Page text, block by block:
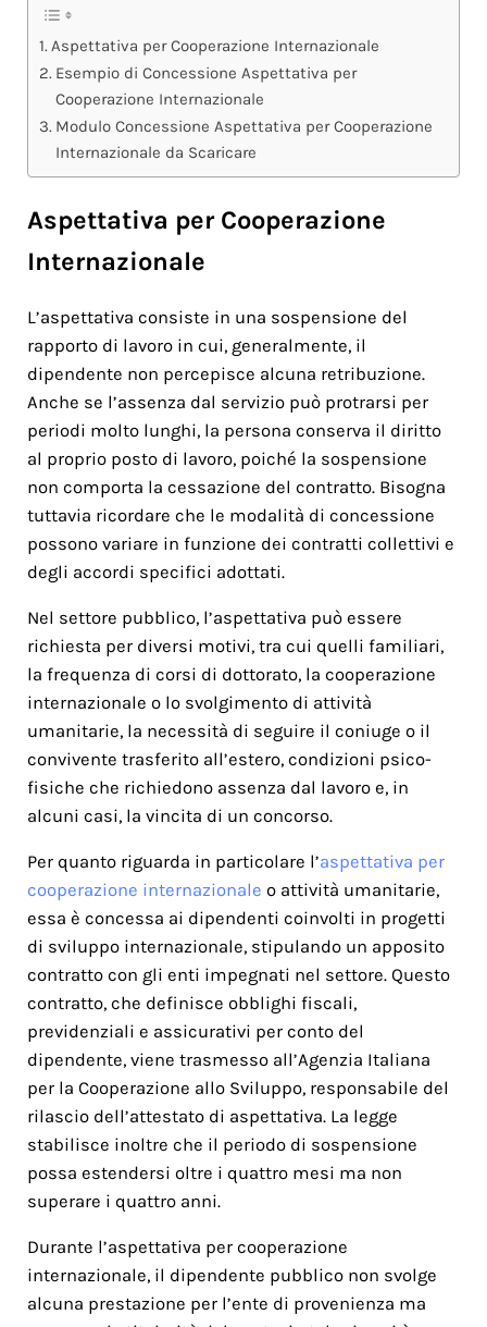
Aspettativa per Cooperazione Internazionale
Esempio di Concessione Aspettativa per
Cooperazione Internazionale
Modulo Concessione Aspettativa per Cooperazione
Internazionale da Scaricare
Aspettativa per Cooperazione
Internazionale
L’aspettativa consiste in una sospensione del
rapporto di lavoro in cui, generalmente, il
dipendente non percepisce alcuna retribuzione.
Anche se l’assenza dal servizio può protrarsi per
periodi molto lunghi, la persona conserva il diritto
al proprio posto di lavoro, poiché la sospensione
non comporta la cessazione del contratto. Bisogna
tuttavia ricordare che le modalità di concessione
possono variare in funzione dei contratti collettivi e
degli accordi specifici adottati.
Nel settore pubblico, l’aspettativa può essere
richiesta per diversi motivi, tra cui quelli familiari,
la frequenza di corsi di dottorato, la cooperazione
internazionale o lo svolgimento di attività
umanitarie, la necessità di seguire il coniuge o il
convivente trasferito all’estero, condizioni psico-
fisiche che richiedono assenza dal lavoro e, in
alcuni casi, la vincita di un concorso.
Per quanto riguarda in particolare l’aspettativa per
cooperazione internazionale o attività umanitarie,
essa è concessa ai dipendenti coinvolti in progetti
di sviluppo internazionale, stipulando un apposito
contratto con gli enti impegnati nel settore. Questo
contratto, che definisce obblighi fiscali,
previdenziali e assicurativi per conto del
dipendente, viene trasmesso all’Agenzia Italiana
per la Cooperazione allo Sviluppo, responsabile del
rilascio dell’attestato di aspettativa. La legge
stabilisce inoltre che il periodo di sospensione
possa estendersi oltre i quattro mesi ma non
superare i quattro anni.
Durante l’aspettativa per cooperazione
internazionale, il dipendente pubblico non svolge
alcuna prestazione per l’ente di provenienza ma